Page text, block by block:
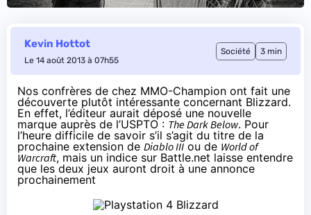
Kevin Hottot
Le 14 août 2013 à 07h55
Société 3 min
Nos confrères de chez MMO-Champion ont fait une
découverte plutôt intéressante concernant Blizzard.
En effet, l’éditeur aurait déposé une nouvelle
marque auprès de l’USPTO : The Dark Below. Pour
l’heure difficile de savoir s’il s’agit du titre de la
prochaine extension de Diablo III ou de World of
Warcraft, mais un indice sur Battle.net laisse entendre
que les deux jeux auront droit à une annonce
prochainement